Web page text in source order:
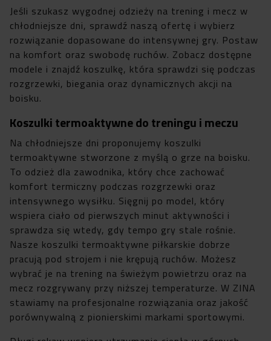
Jeśli szukasz wygodnej odzieży na trening i mecz w
chłodniejsze dni, sprawdź naszą ofertę i wybierz
rozwiązanie dopasowane do intensywnej gry. Postaw
na komfort oraz swobodę ruchów. Zobacz dostępne
modele i znajdź koszulkę, która sprawdzi się podczas
rozgrzewki, biegania oraz dynamicznych akcji na
boisku.
Koszulki termoaktywne do treningu i meczu
Na chłodniejsze dni proponujemy koszulki
termoaktywne stworzone z myślą o grze na boisku.
To odzież dla zawodnika, który chce zachować
komfort termiczny podczas rozgrzewki oraz
intensywnego wysiłku. Sięgnij po model, który
wspiera ciało od pierwszych minut aktywności i
sprawdza się wtedy, gdy tempo gry stale rośnie.
Nasze koszulki termoaktywne piłkarskie dobrze
pracują pod strojem i nie krępują ruchów. Możesz
wybrać je na trening na świeżym powietrzu oraz na
mecz rozgrywany przy niższej temperaturze. W ZINA
stawiamy na profesjonalne rozwiązania oraz jakość
porównywalną z pionierskimi markami sportowymi.